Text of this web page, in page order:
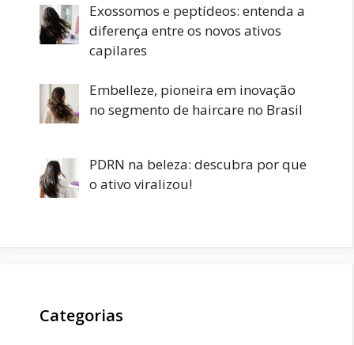
Exossomos e peptídeos: entenda a
diferença entre os novos ativos
capilares
Embelleze, pioneira em inovação
no segmento de haircare no Brasil
PDRN na beleza: descubra por que
o ativo viralizou!
Categorias